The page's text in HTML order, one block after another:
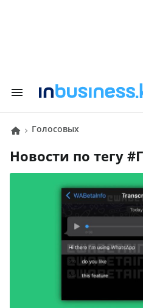
голосовых
Новости по тегу #